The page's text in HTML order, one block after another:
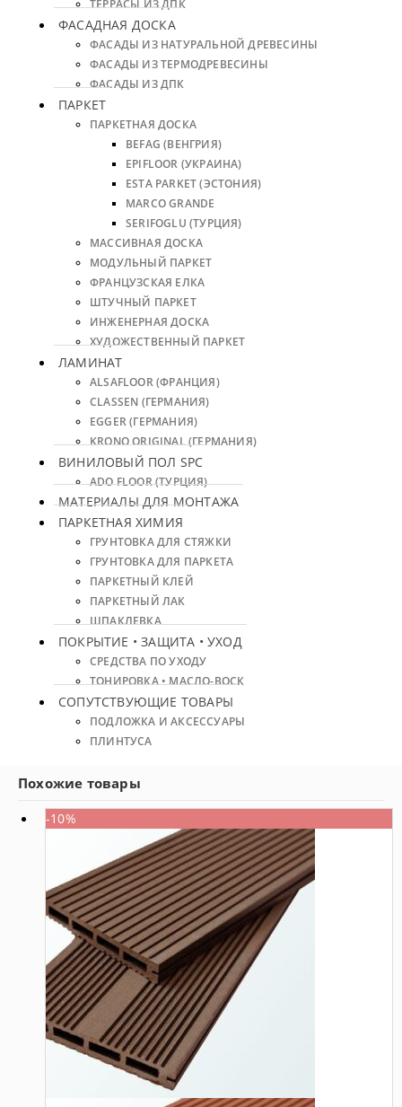
ТЕРРАСЫ ИЗ ДПК
ФАСАДНАЯ ДОСКА
ФАСАДЫ ИЗ НАТУРАЛЬНОЙ ДРЕВЕСИНЫ
ФАСАДЫ ИЗ ТЕРМОДРЕВЕСИНЫ
ФАСАДЫ ИЗ ДПК
ПАРКЕТ
ПАРКЕТНАЯ ДОСКА
BEFAG (ВЕНГРИЯ)
EPIFLOOR (УКРАИНА)
ESTA PARKET (ЭСТОНИЯ)
MARCO GRANDE
SERIFOGLU (ТУРЦИЯ)
МАССИВНАЯ ДОСКА
МОДУЛЬНЫЙ ПАРКЕТ
ФРАНЦУЗСКАЯ ЕЛКА
ШТУЧНЫЙ ПАРКЕТ
ИНЖЕНЕРНАЯ ДОСКА
ХУДОЖЕСТВЕННЫЙ ПАРКЕТ
ЛАМИНАТ
ALSAFLOOR (ФРАНЦИЯ)
CLASSEN (ГЕРМАНИЯ)
EGGER (ГЕРМАНИЯ)
KRONO ORIGINAL (ГЕРМАНИЯ)
ВИНИЛОВЫЙ ПОЛ SPC
ADO FLOOR (ТУРЦИЯ)
МАТЕРИАЛЫ ДЛЯ МОНТАЖА
ПАРКЕТНАЯ ХИМИЯ
ГРУНТОВКА ДЛЯ СТЯЖКИ
ГРУНТОВКА ДЛЯ ПАРКЕТА
ПАРКЕТНЫЙ КЛЕЙ
ПАРКЕТНЫЙ ЛАК
ШПАКЛЕВКА
ПОКРЫТИЕ • ЗАЩИТА • УХОД
СРЕДСТВА ПО УХОДУ
ТОНИРОВКА • МАСЛО-ВОСК
СОПУТСТВУЮЩИЕ ТОВАРЫ
ПОДЛОЖКА И АКСЕССУАРЫ
ПЛИНТУСА
Похожие товары
-10%